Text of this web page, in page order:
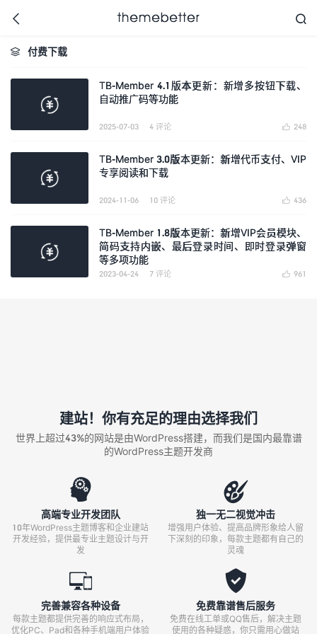

更好的WordPress主题,
主题开发商
 
 付费下载
TB-Member 4.1版本更新：新增多按钮下载、
自动推广码等功能
 248
2025-07-03 4 评论
TB-Member 3.0版本更新：新增代币支付、VIP
专享阅读和下载
 436
2024-11-06 10 评论
TB-Member 1.8版本更新：新增VIP会员模块、
简码支持内嵌、最后登录时间、即时登录弹窗
等多项功能
 961
2023-04-24 7 评论
建站！你有充足的理由选择我们
世界上超过43%的网站是由WordPress搭建，而我们是国内最靠谱
的WordPress主题开发商

高端专业开发团队
10年WordPress主题博客和企业建站
开发经验，提供最专业主题设计与开
发

独一无二视觉冲击
增强用户体验、提高品牌形象给人留
下深刻的印象，每款主题都有自己的
灵魂

完善兼容各种设备
每款主题都提供完善的响应式布局，
优化PC、Pad和各种手机端用户体验

免费靠谱售后服务
免费在线工单或QQ售后，解决主题
使用的各种疑惑，你只需用心做站